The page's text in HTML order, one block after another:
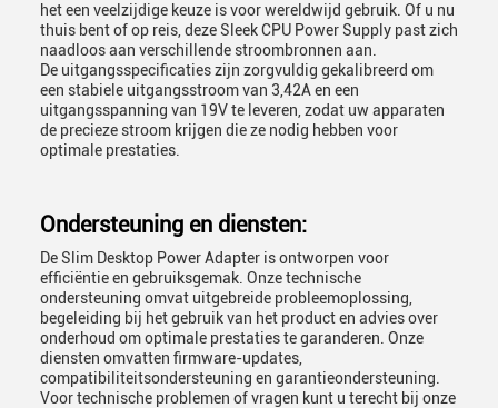
het een veelzijdige keuze is voor wereldwijd gebruik. Of u nu
thuis bent of op reis, deze Sleek CPU Power Supply past zich
naadloos aan verschillende stroombronnen aan.
De uitgangsspecificaties zijn zorgvuldig gekalibreerd om
een stabiele uitgangsstroom van 3,42A en een
uitgangsspanning van 19V te leveren, zodat uw apparaten
de precieze stroom krijgen die ze nodig hebben voor
optimale prestaties.
Ondersteuning en diensten:
De Slim Desktop Power Adapter is ontworpen voor
efficiëntie en gebruiksgemak. Onze technische
ondersteuning omvat uitgebreide probleemoplossing,
begeleiding bij het gebruik van het product en advies over
onderhoud om optimale prestaties te garanderen. Onze
diensten omvatten firmware-updates,
compatibiliteitsondersteuning en garantieondersteuning.
Voor technische problemen of vragen kunt u terecht bij onze